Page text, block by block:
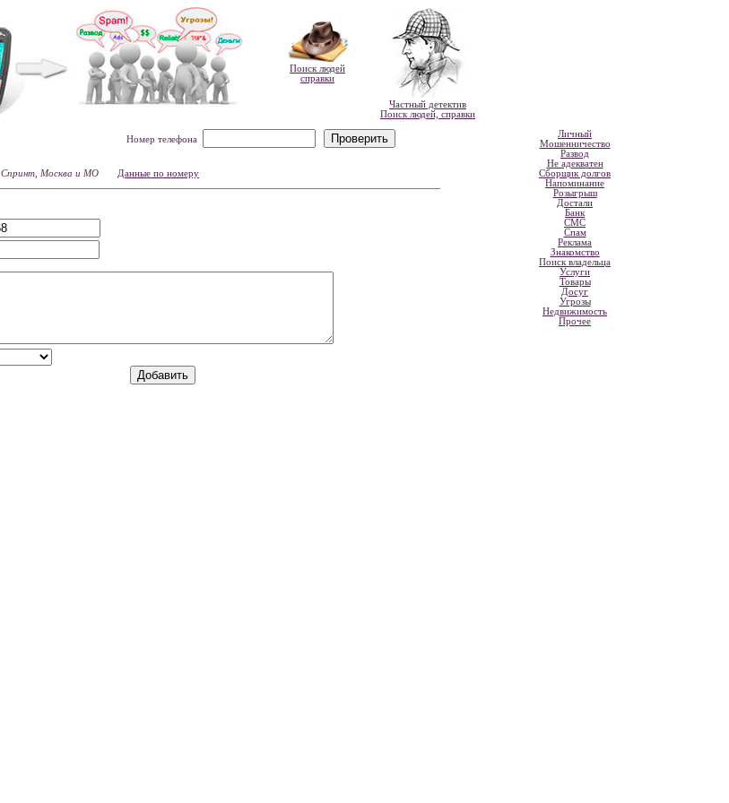
Поиск людей
справки
Частный детектив
Поиск людей, справки
Номер телефона
Спринт, Москва и МО Данные по номеру
Личный
Мошенничество
Развод
Не адекватен
Сборщик долгов
Напоминание
Розыгрыш
Достали
Банк
СМС
Спам
Реклама
Знакомство
Поиск владельца
Услуги
Товары
Досуг
Угрозы
Недвижимость
Прочее